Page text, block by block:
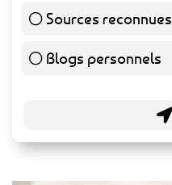
Sources reconnues
Blogs personnels